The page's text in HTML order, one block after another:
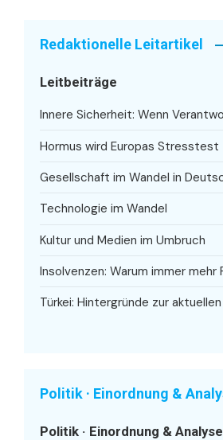
Redaktionelle Leitartikel
Leitbeiträge
Innere Sicherheit: Wenn
Hormus wird Europas Stresstest
Gesellschaft im Wandel in
Technologie im Wandel
Kultur und Medien im Umbruch
Insolvenzen: Warum immer mehr
Türkei: Hintergründe zur
Politik · Einordnung &
Politik · Einordnung & Analyse